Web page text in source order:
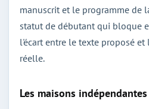
manuscrit et le programme de
statut de débutant qui bloque
l'écart entre le texte proposé
réelle.
Les maisons indépendantes